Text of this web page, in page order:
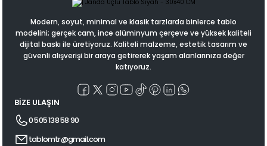
Modern, soyut, minimal ve klasik tarzlarda binlerce tablo
modelini; gerçek cam, ince alüminyum çerçeve ve yüksek kaliteli
dijital baskı ile üretiyoruz. Kaliteli malzeme, estetik tasarım ve
güvenli alışverişi bir araya getirerek yaşam alanlarınıza değer
katıyoruz.
BİZE ULAŞIN
0 505 138 58 90
tablomtr@gmail.com